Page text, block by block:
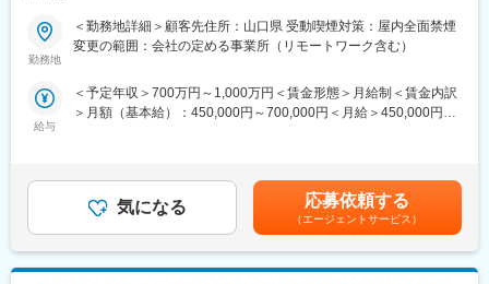
◎設立3年というまだまだ新しい事業所で、新しい事業の成長と拡
大を進めるやりがい
あなた。ひとつ上のステージを目指したいと考えるあなた。穏や
かな気候と豊かな自然に囲まれた山口県宇部の地で、当社と一緒
◆職務概要：当社の社員としてメーカー企業に常駐し、メーカー
が多数ございます。また、技術者や管理者、他部門との交渉など
をお任せする業務もございます。
・制御設計（PLC）
・開発製品の例：自動車製品、半導体、家電製品、医療機器、生
産設備、宇宙・衛星航空、電力設備など多岐にわたります。
※ご経験やご希望に合わせてプロジェクトをご提案いたします。
勤務地
＜勤務地詳細＞顧客先住所：山口県 受動喫煙対策：屋内全面禁煙
変更の範囲：会社の定める事業所（リモートワーク含む）
給与
＜予定年収＞700万円～1,000万円＜賃金形態＞月給制＜賃金内訳
＞月額（基本給）：450,000円～700,000円＜月給＞450,000円～
の金額であり、選考を通じて上下する可能性があります。月給(月
額)は固定手当を含めた表記です。
気になる 応募依頼する
（エージェントサービス）